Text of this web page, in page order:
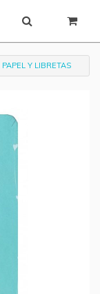
PAPEL Y LIBRETAS